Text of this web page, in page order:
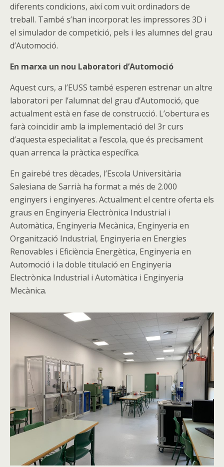
diferents condicions, així com vuit ordinadors de
treball. També s’han incorporat les impressores 3D i
el simulador de competició, pels i les alumnes del grau
d’Automoció.
En marxa un nou Laboratori d’Automoció
Aquest curs, a l’EUSS també esperen estrenar un altre
laboratori per l’alumnat del grau d’Automoció, que
actualment està en fase de construcció. L’obertura es
farà coincidir amb la implementació del 3r curs
d’aquesta especialitat a l’escola, que és precisament
quan arrenca la pràctica específica.
En gairebé tres dècades, l’Escola Universitària
Salesiana de Sarrià ha format a més de 2.000
enginyers i enginyeres. Actualment el centre oferta els
graus en Enginyeria Electrònica Industrial i
Automàtica, Enginyeria Mecànica, Enginyeria en
Organització Industrial, Enginyeria en Energies
Renovables i Eficiència Energètica, Enginyeria en
Automoció i la doble titulació en Enginyeria
Electrònica Industrial i Automàtica i Enginyeria
Mecànica.